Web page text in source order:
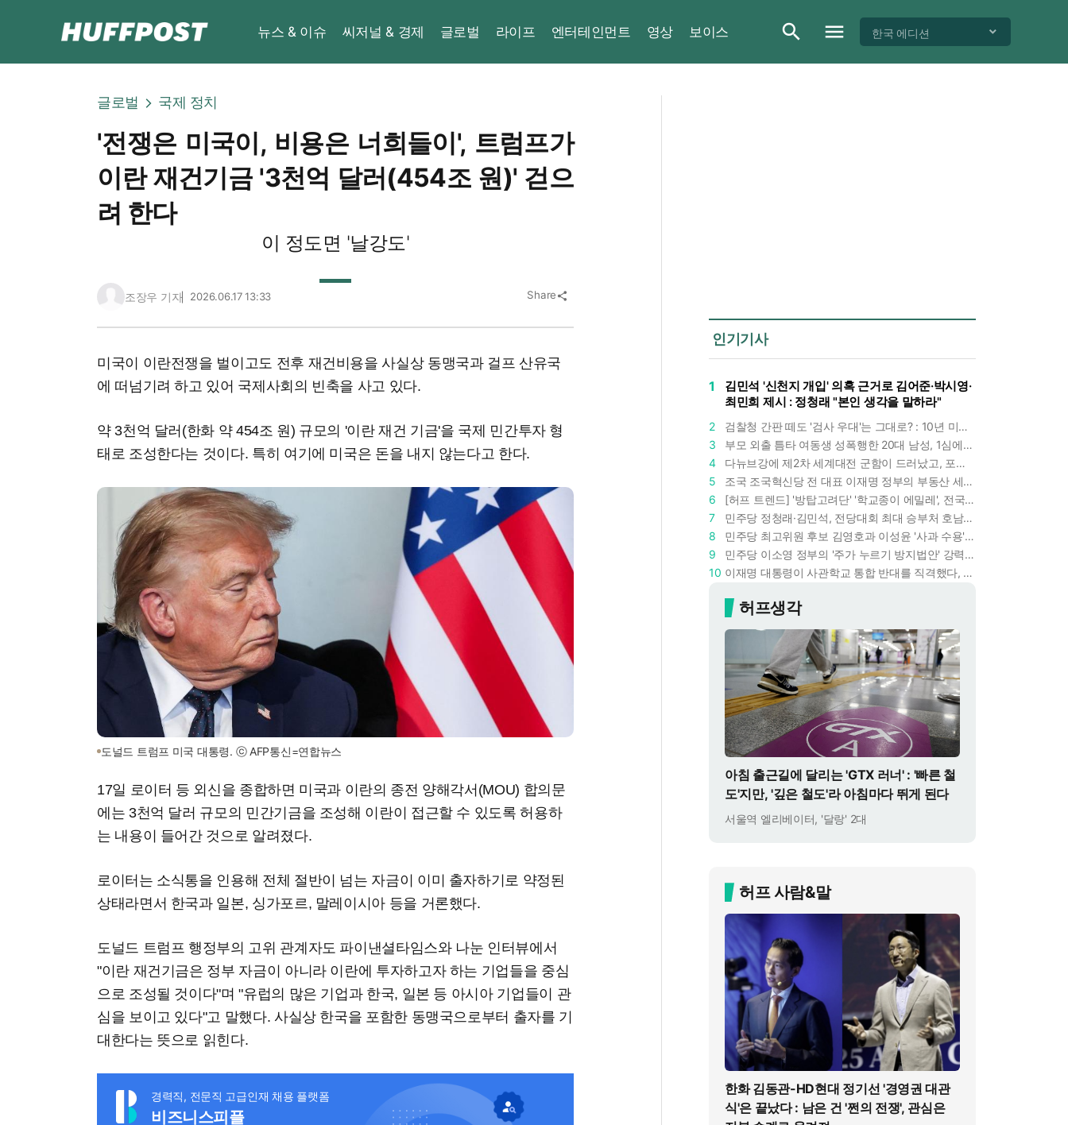
뉴스 & 이슈 씨저널 & 경제 글로벌 라이프 엔터테인먼트 영상 보이스 한국 에디션
글로벌 국제 정치
'전쟁은 미국이, 비용은 너희들이', 트럼프가
이란 재건기금 '3천억 달러(454조 원)' 걷으
려 한다
이 정도면 '날강도'
조장우 기자 2026.06.17 13:33 Share share
미국이 이란전쟁을 벌이고도 전후 재건비용을 사실상 동맹국과 걸프 산유국
에 떠넘기려 하고 있어 국제사회의 빈축을 사고 있다.
약 3천억 달러(한화 약 454조 원) 규모의 '이란 재건 기금'을 국제 민간투자 형
태로 조성한다는 것이다. 특히 여기에 미국은 돈을 내지 않는다고 한다.
도널드 트럼프 미국 대통령. ⓒ AFP통신=연합뉴스
17일 로이터 등 외신을 종합하면 미국과 이란의 종전 양해각서(MOU) 합의문
에는 3천억 달러 규모의 민간기금을 조성해 이란이 접근할 수 있도록 허용하
는 내용이 들어간 것으로 알려졌다.
로이터는 소식통을 인용해 전체 절반이 넘는 자금이 이미 출자하기로 약정된
상태라면서 한국과 일본, 싱가포르, 말레이시아 등을 거론했다.
도널드 트럼프 행정부의 고위 관계자도 파이낸셜타임스와 나눈 인터뷰에서
"이란 재건기금은 정부 자금이 아니라 이란에 투자하고자 하는 기업들을 중심
으로 조성될 것이다"며 "유럽의 많은 기업과 한국, 일본 등 아시아 기업들이 관
심을 보이고 있다"고 말했다. 사실상 한국을 포함한 동맹국으로부터 출자를 기
대한다는 뜻으로 읽힌다.
경력직, 전문직 고급인재 채용 플랫폼
비즈니스피플
인기기사
1
김민석 '신천지 개입' 의혹 근거로 김어준·박시영·
최민희 제시 : 정청래 "본인 생각을 말하라"
2
검찰청 간판 떼도 '검사 우대'는 그대로? : 10년 미만 검사는 중수청 4급 수사관으로 직행한다
3
부모 외출 틈타 여동생 성폭행한 20대 남성, 1심에서 5년형 선고 : 친족 간 '암수범죄'의 심각성
4
다뉴브강에 제2차 세계대전 군함이 드러났고, 포항 수돗물은 갑자기 짜졌다 : 폭염·가뭄이 만든 낯선 풍경
5
조국 조국혁신당 전 대표 이재명 정부의 부동산 세제개편안 비판했다 : '공공주택 대전환' 촉구
6
[허프 트렌드] '방탑고려단' '학교종이 에밀레', 전국 275팀 몰린 2026년 국립중앙박물관 분장대회 : 숨은 실력자들 나온다
7
민주당 정청래·김민석, 전당대회 최대 승부처 호남 표심잡기 총력 : 격차 10%p 안이냐, 밖이냐
8
민주당 최고위원 후보 김영호과 이성윤 '사과 수용'으로 한판 붙었다 : 난데없이 "검사주의자"
9
민주당 이소영 정부의 '주가 누르기 방지법안' 강력하게 비판했다 : "사실상 적용 대상 없을 법안"
10
이재명 대통령이 사관학교 통합 반대를 직격했다, "세 번이나 군사 쿠데타 했는데 압도적 지위"
허프생각
아침 출근길에 달리는 'GTX 러너' : '빠른 철
도'지만, '깊은 철도'라 아침마다 뛰게 된다
서울역 엘리베이터, '달랑' 2대
허프 사람&말
한화 김동관-HD현대 정기선 '경영권 대관
식'은 끝났다 : 남은 건 '쩐의 전쟁', 관심은